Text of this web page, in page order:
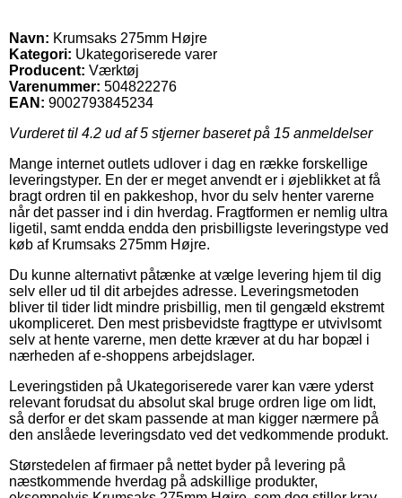
Navn: Krumsaks 275mm Højre
Kategori: Ukategoriserede varer
Producent: Værktøj
Varenummer: 504822276
EAN: 9002793845234
Vurderet til 4.2 ud af 5 stjerner baseret på 15 anmeldelser
Mange internet outlets udlover i dag en række forskellige
leveringstyper. En der er meget anvendt er i øjeblikket at få
bragt ordren til en pakkeshop, hvor du selv henter varerne
når det passer ind i din hverdag. Fragtformen er nemlig ultra
ligetil, samt endda endda den prisbilligste leveringstype ved
køb af Krumsaks 275mm Højre.
Du kunne alternativt påtænke at vælge levering hjem til dig
selv eller ud til dit arbejdes adresse. Leveringsmetoden
bliver til tider lidt mindre prisbillig, men til gengæld ekstremt
ukompliceret. Den mest prisbevidste fragttype er utvivlsomt
selv at hente varerne, men dette kræver at du har bopæl i
nærheden af e-shoppens arbejdslager.
Leveringstiden på Ukategoriserede varer kan være yderst
relevant forudsat du absolut skal bruge ordren lige om lidt,
så derfor er det skam passende at man kigger nærmere på
den anslåede leveringsdato ved det vedkommende produkt.
Størstedelen af firmaer på nettet byder på levering på
næstkommende hverdag på adskillige produkter,